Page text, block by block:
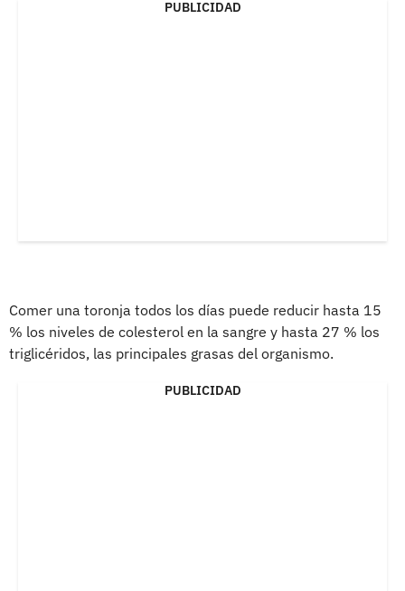
PUBLICIDAD
Comer una toronja todos los días puede reducir hasta 15
% los niveles de colesterol en la sangre y hasta 27 % los
triglicéridos, las principales grasas del organismo.
PUBLICIDAD